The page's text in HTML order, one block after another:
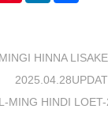
HINNA
MING HINDI